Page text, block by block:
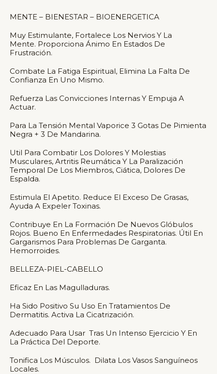
MENTE – BIENESTAR – BIOENERGETICA
Muy Estimulante, Fortalece Los Nervios Y La
Mente. Proporciona Ánimo En Estados De
Frustración.
Combate La Fatiga Espiritual, Elimina La Falta De
Confianza En Uno Mismo.
Refuerza Las Convicciones Internas Y Empuja A
Actuar.
Para La Tensión Mental Vaporice 3 Gotas De Pimienta
Negra + 3 De Mandarina.
Util Para Combatir Los Dolores Y Molestias
Musculares, Artritis Reumática Y La Paralización
Temporal De Los Miembros, Ciática, Dolores De
Espalda.
Estimula El Apetito. Reduce El Exceso De Grasas,
Ayuda A Expeler Toxinas.
Contribuye En La Formación De Nuevos Glóbulos
Rojos. Bueno En Enfermedades Respiratorias. Útil En
Gargarismos Para Problemas De Garganta.
Hemorroides.
BELLEZA-PIEL-CABELLO
Eficaz En Las Magulladuras.
Ha Sido Positivo Su Uso En Tratamientos De
Dermatitis. Activa La Cicatrización.
Adecuado Para Usar Tras Un Intenso Ejercicio Y En
La Práctica Del Deporte.
Tonifica Los Músculos. Dilata Los Vasos Sanguíneos
Locales.